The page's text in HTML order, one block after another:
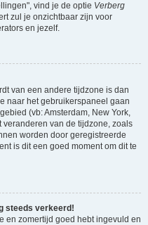
vind je de optie Verberg
zul je onzichtbaar zijn voor
en jezelf.
van een andere tijdzone is dan
naar het gebruikerspaneel gaan
(vb: Amsterdam, New York,
veranderen van de tijdzone, zoals
worden door geregistreerde
is dit een goed moment om dit te
steeds verkeerd!
en zomertijd goed hebt ingevuld en